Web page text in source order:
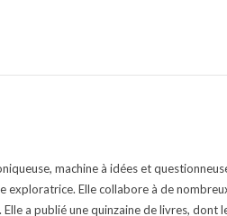
machine à idées et
exploratrice. Elle collabore à de
a publié une quinzaine de livres, dont